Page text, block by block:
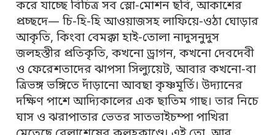
করে যাচ্ছে বিচিত্র সব স্লো-মোশন ছবি, আকাশের
প্রচ্ছদে— চি-হি-হি আওয়াজসহ লাফিয়ে-ওঠা ঘোড়ার
আকৃতি, কিংবা বেমক্কা হাই-তোলা নাদুসনুদুস
জলহস্তীর প্রতিকৃতি, কখনো ড্রাগন, কখনো দেবদেবী
ও ফেরেশতাদের ঝাপসা সিল্যুয়েট, আবার কখনো-বা
ত্রিভঙ্গ ভঙ্গিতে দাঁড়ানো আবছা কৃষ্ণমূর্তি। উদ্যানের
দক্ষিণ পাশে আদ্যিকালের এক ছাতিম গাছ। তার নিচে
ঘাস ও ঝরাপাতার ভেতর সাতভাইচম্পা পাখিরা